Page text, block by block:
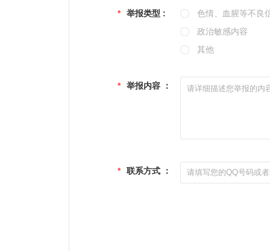
* 举报类型 :
色情、血腥等不良
政治敏感内容
其他
* 举报内容 ：
* 联系方式 ：